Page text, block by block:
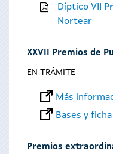
Díptico VII
Nortear
XXVII Premios de
EN TRÁMITE
Más
Bases y
Premios